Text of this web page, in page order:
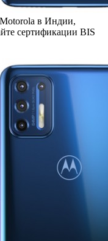
в Индии,
сертификации BIS